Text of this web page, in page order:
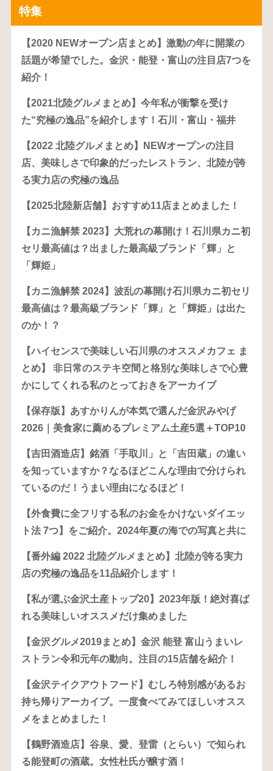
特集
【2020 NEWオープン店まとめ】激動の年に開業の
話題が希望でした。金沢・能登・富山の注目店7つを
紹介！
【2021北陸グルメまとめ】今年私が衝撃を受け
た“究極の逸品”を紹介します！石川・富山・福井
【2022 北陸グルメまとめ】NEWオープンの注目
店、美味しさで印象的だったレストラン、北陸が誇
る実力店の究極の逸品
【2025北陸新店舗】おすすめ11店まとめました！
【カニ漁解禁 2023】大荒れの幕開け！石川県カニ初
セリ最高値は？出ました最高級ブランド「輝」と
「輝姫」
【カニ漁解禁 2024】波乱の幕開け石川県カニ初セリ
最高値は？最高級ブランド「輝」と「輝姫」は出た
のか！？
【ハイセンスで美味しい石川県のオススメカフェ ま
とめ】 非日常のステキ空間と格別な美味しさで心豊
かにしてくれる私のとっておきをアーカイブ
【保存版】あすかりんが本気で選んだ金沢みやげ
2026｜美食家に薦めるプレミアム土産5選＋TOP10
【吉田酒造店】銘酒「手取川」と「吉田蔵」の違い
を知っていますか？なるほどこんな理由で分けられ
ているのだ！うまい理由になるほど！
【外食費に全フリする私のお金をかけないダイエッ
ト法 7つ】をご紹介。2024年夏の海での写真と共に
【番外編 2022 北陸グルメまとめ】北陸が誇る実力
店の究極の逸品を11品紹介します！
【私が選ぶ金沢土産トップ20】2023年版！絶対喜ば
れる美味しいオススメだけ集めました
【金沢グルメ2019まとめ】金沢 能登 富山うまいレ
ストラン令和元年の動向。注目の15店舗を紹介！
【金沢テイクアウトフード】むしろ特別感があるお
持ち帰りアーカイブ。一度食べてみてほしいオスス
メをまとめました！
【鶴野酒造店】谷泉、愛、登雷（とらい）で知られ
る能登町の酒蔵。女性杜氏が醸す酒！